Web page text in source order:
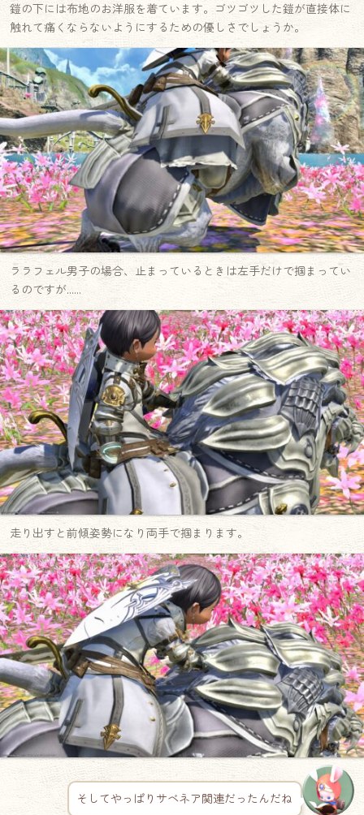
鎧の下には布地のお洋服を着ています。ゴツゴツした鎧が直接体に
触れて痛くならないようにするための優しさでしょうか。
ララフェル男子の場合、止まっているときは左手だけで掴まってい
るのですが……
走り出すと前傾姿勢になり両手で掴まります。
そしてやっぱりサベネア関連だったんだね